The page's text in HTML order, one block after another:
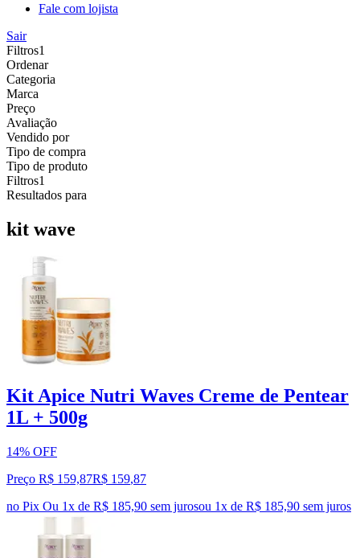
Fale com lojista
Sair
Filtros1
Ordenar
Categoria
Marca
Preço
Avaliação
Vendido por
Tipo de compra
Tipo de produto
Filtros1
Resultados para
kit wave
Kit Apice Nutri Waves Creme de Pentear
1L + 500g
14% OFF
Preço R$ 159,87R$ 159,87
no Pix Ou 1x de R$ 185,90 sem jurosou 1x de R$ 185,90 sem juros